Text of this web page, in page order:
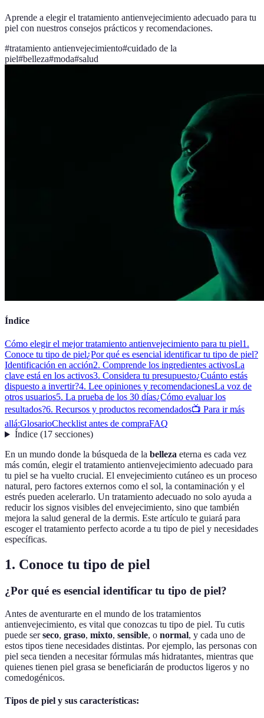
Aprende a elegir el tratamiento antienvejecimiento adecuado para tu
piel con nuestros consejos prácticos y recomendaciones.
#tratamiento antienvejecimiento#cuidado de la
piel#belleza#moda#salud
Índice
Cómo elegir el mejor tratamiento antienvejecimiento para tu piel1.
Conoce tu tipo de piel¿Por qué es esencial identificar tu tipo de piel?
Identificación en acción2. Comprende los ingredientes activosLa
clave está en los activos3. Considera tu presupuesto¿Cuánto estás
dispuesto a invertir?4. Lee opiniones y recomendacionesLa voz de
otros usuarios5. La prueba de los 30 días¿Cómo evaluar los
resultados?6. Recursos y productos recomendados📺 Para ir más
allá:GlosarioChecklist antes de compraFAQ
Índice(17 secciones)
En un mundo donde la búsqueda de la belleza eterna es cada vez
más común, elegir el tratamiento antienvejecimiento adecuado para
tu piel se ha vuelto crucial. El envejecimiento cutáneo es un proceso
natural, pero factores externos como el sol, la contaminación y el
estrés pueden acelerarlo. Un tratamiento adecuado no solo ayuda a
reducir los signos visibles del envejecimiento, sino que también
mejora la salud general de la dermis. Este artículo te guiará para
escoger el tratamiento perfecto acorde a tu tipo de piel y necesidades
específicas.
1. Conoce tu tipo de piel
¿Por qué es esencial identificar tu tipo de piel?
Antes de aventurarte en el mundo de los tratamientos
antienvejecimiento, es vital que conozcas tu tipo de piel. Tu cutis
puede serseco, graso, mixto, sensible, o normal, y cada uno de
estos tipos tiene necesidades distintas. Por ejemplo, las personas con
piel seca tienden a necesitar fórmulas más hidratantes, mientras que
quienes tienen piel grasa se beneficiarán de productos ligeros y no
comedogénicos.
Tipos de piel y sus características: